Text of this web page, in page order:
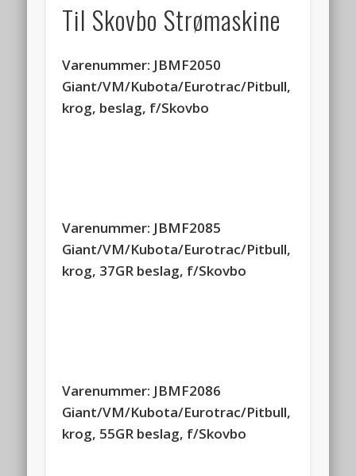
Til Skovbo Strømaskine
Varenummer: JBMF2050
Giant/VM/Kubota/Eurotrac/Pitbull,
krog, beslag, f/Skovbo
Varenummer: JBMF2085
Giant/VM/Kubota/Eurotrac/Pitbull,
krog, 37GR beslag, f/Skovbo
Varenummer: JBMF2086
Giant/VM/Kubota/Eurotrac/Pitbull,
krog, 55GR beslag, f/Skovbo